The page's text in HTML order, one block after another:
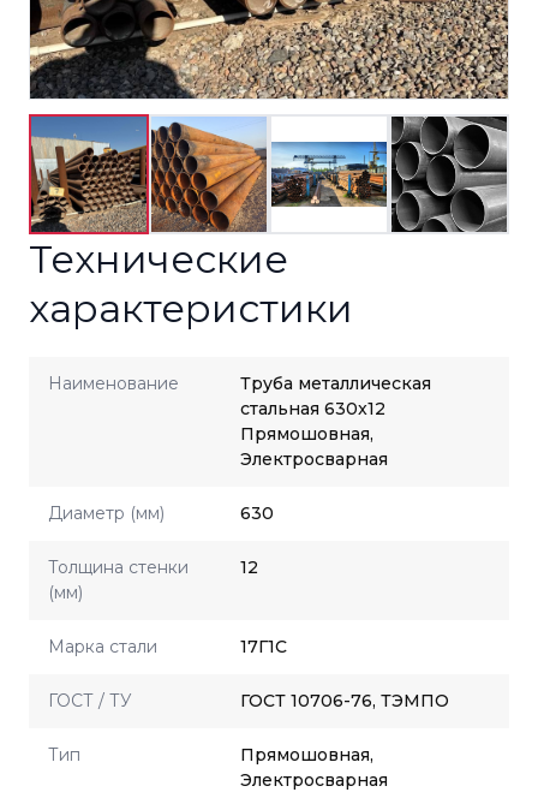
Технические
характеристики
Наименование
Труба металлическая
стальная 630x12
Прямошовная,
Электросварная
Диаметр (мм) 630
Толщина стенки
(мм)
12
Марка стали 17Г1С
ГОСТ / ТУ ГОСТ 10706-76, ТЭМПО
Тип
Прямошовная,
Электросварная